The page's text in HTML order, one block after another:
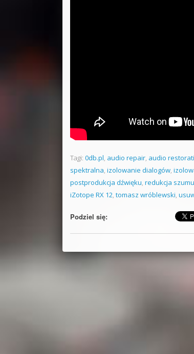
Tagi: 0db.pl, audio repair, audio
spektralna, izolowanie dialogów,
postprodukcja dźwięku, redukcja szumu
iZotope RX 12, tomasz wróblewski,
Podziel się: